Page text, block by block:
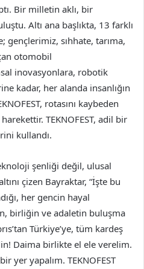
Bir milletin aklı, bir
Altı ana başlıkta, 13 farklı
gençlerimiz, sıhhate, tarıma,
otomobil
inovasyonlara, robotik
kadar, her alanda insanlığın
rotasını kaybeden
TEKNOFEST, adil bir
kullandı.
şenliği değil, ulusal
çizen Bayraktar, “İşte bu
her gencin hayal
birliğin ve adaletin buluşma
Türkiye’ye, tüm kardeş
Daima birlikte el ele verelim.
yer yapalım. TEKNOFEST